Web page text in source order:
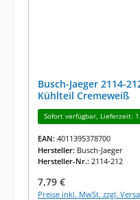
Busch-Jaeger 2114-
Kühlteil Cremeweiß
Sofort verfügbar, Lieferzeit:
EAN: 4011395378700
Hersteller: Busch-Jaeger
Hersteller-Nr.: 2114-212
Regulärer Preis:
7,79 €
Preise inkl. MwSt. zzgl.